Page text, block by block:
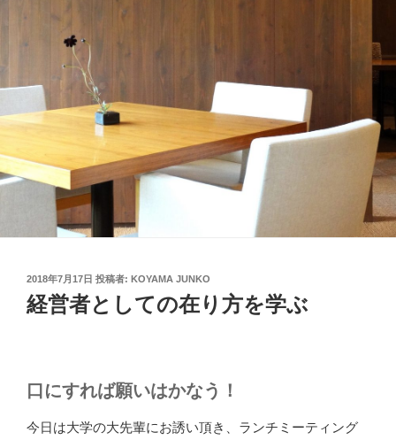
投
稿
日:
2018年7月17日 投稿者: KOYAMA JUNKO
経営者としての在り方を学ぶ
口にすれば願いはかなう！
今日は大学の大先輩にお誘い頂き、ランチミーティング